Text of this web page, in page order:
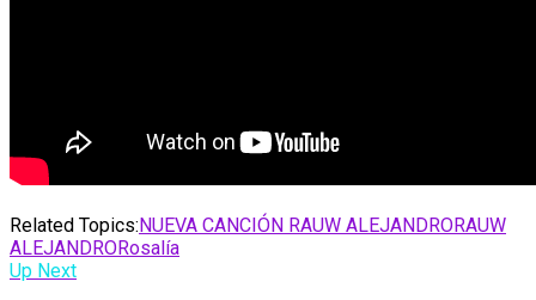
Related Topics: NUEVA CANCIÓN RAUW ALEJANDRORAUW
ALEJANDRORosalía
Up Next